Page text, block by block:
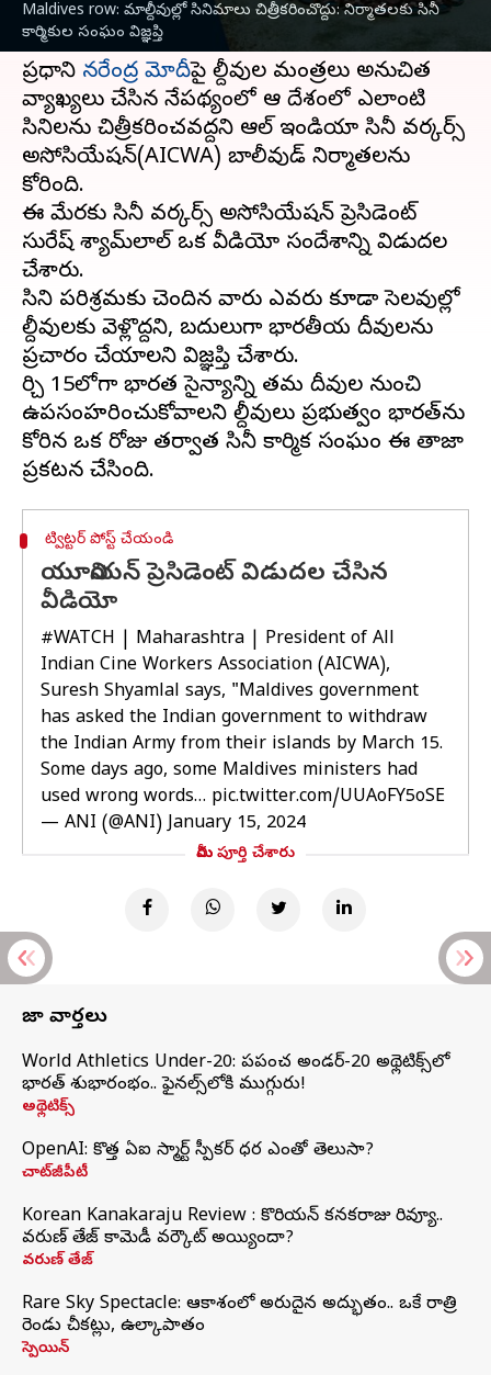
Maldives row: మాల్దీవుల్లో సినిమాలు చిత్రీకరించొద్దు: నిర్మాతలకు సినీ
కార్మికుల సంఘం విజ్ఞప్తి
మాల్దీవులు, భారత్ మధ్య దౌత్య వివాదం రోజురోజుకు
ముదురుతోంది.
ప్రధాని నరేంద్ర మోదీపై మాల్దీవుల మంత్రలు అనుచిత
వ్యాఖ్యలు చేసిన నేపథ్యంలో ఆ దేశంలో ఎలాంటి
సినిమాలను చిత్రీకరించవద్దని ఆల్ ఇండియా సినీ వర్కర్స్
అసోసియేషన్(AICWA) బాలీవుడ్ నిర్మాతలను
కోరింది.
ఈ మేరకు సినీ వర్కర్స్ అసోసియేషన్ ప్రెసిడెంట్
సురేష్ శ్యామ్‌లాల్ ఒక వీడియో సందేశాన్ని విడుదల
చేశారు.
సినిమా పరిశ్రమకు చెందిన వారు ఎవరు కూడా సెలవుల్లో
మాల్దీవులకు వెళ్లొద్దని, బదులుగా భారతీయ దీవులను
ప్రచారం చేయాలని విజ్ఞప్తి చేశారు.
మార్చి 15లోగా భారత సైన్యాన్ని తమ దీవుల నుంచి
ఉపసంహరించుకోవాలని మాల్దీవులు ప్రభుత్వం భారత్‌ను
కోరిన ఒక రోజు తర్వాత సినీ కార్మిక సంఘం ఈ తాజా
ట్విట్టర్ పోస్ట్ చేయండి
యూనియన్ ప్రెసిడెంట్ విడుదల చేసిన
వీడియో
#WATCH | Maharashtra | President of All
Indian Cine Workers Association (AICWA),
Suresh Shyamlal says, "Maldives government
has asked the Indian government to withdraw
the Indian Army from their islands by March 15.
Some days ago, some Maldives ministers had
used wrong words… pic.twitter.com/UUAoFY5oSE
— ANI (@ANI)January 15, 2024
మీరు పూర్తి చేశారు
తాజా వార్తలు
World Athletics Under-20: ప్రపంచ అండర్-20 అథ్లెటిక్స్‌లో
భారత్‌ శుభారంభం.. ఫైనల్స్‌లోకి ముగ్గురు!
అథ్లెటిక్స్
OpenAI: కొత్త ఏఐ స్మార్ట్ స్పీకర్ ధర ఎంతో తెలుసా?
చాట్‌జీపీటీ
Korean Kanakaraju Review : కొరియన్ కనకరాజు రివ్యూ..
వరుణ్ తేజ్ కామెడీ వర్కౌట్ అయ్యిందా?
వరుణ్ తేజ్
Rare Sky Spectacle: ఆకాశంలో అరుదైన అద్భుతం.. ఒకే రాత్రి
రెండు చీకట్లు, ఉల్కాపాతం
స్పెయిన్